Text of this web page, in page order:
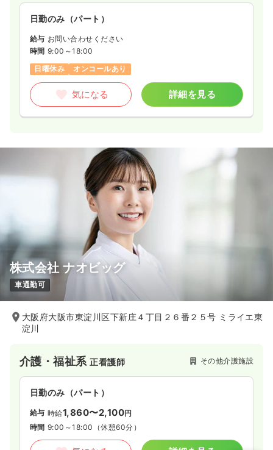
日勤のみ（パート）
給与 お問い合わせください
時間 9:00～18:00
日曜休み
オンコールあり
気になる 詳細を見る
株式会社 ナオビッグ
車通勤可
大阪府大阪市東淀川区下新庄４丁目２６番２５号 ミライエ東
淀川
介護・福祉系正看護師 その他介護施設
日勤のみ（パート）
給与 時給1,860〜2,100円
時間 9:00～18:00 （休憩60分）